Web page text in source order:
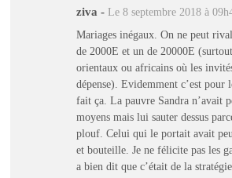
ziva - Le 8 septembre 2018 à
Mariages inégaux. On ne peut
de 2000E et un de 20000E
orientaux ou africains où les
dépense). Evidemment c’est pour
fait ça. La pauvre Sandra n’avait
moyens mais lui sauter dessus
plouf. Celui qui le portait avait
et bouteille. Je ne félicite pas les
a bien dit que c’était de la